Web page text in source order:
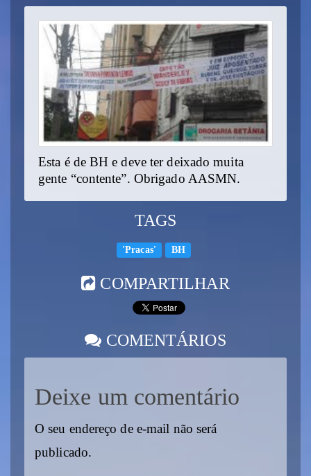
Esta é de BH e deve ter deixado muita
gente “contente”. Obrigado AASMN.
TAGS
'Pracas' BH
COMPARTILHAR
COMENTÁRIOS
Deixe um comentário
O seu endereço de e-mail não será
publicado.